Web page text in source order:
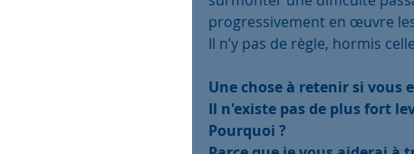
progressivement en œuvre
Il n’y pas de règle, hormis
Une chose à retenir si vous
Il n'existe pas de plus fort
Pourquoi ?